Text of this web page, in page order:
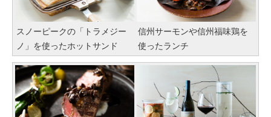
スノーピークの「トラメジー
ノ」を使ったホットサンド
信州サーモンや信州福味鶏を
使ったランチ